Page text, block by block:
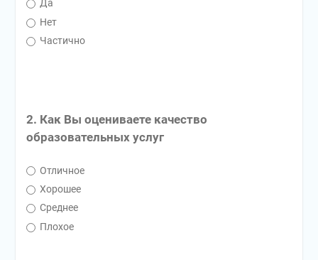
Да
Нет
Частично
2. Как Вы оцениваете качество
образовательных услуг
Отличное
Хорошее
Среднее
Плохое